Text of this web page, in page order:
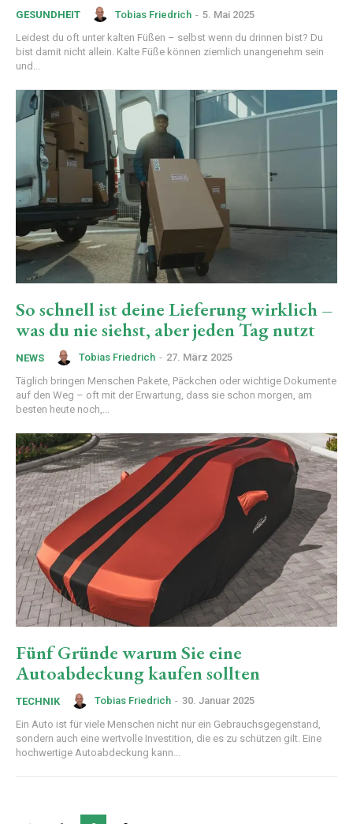
GESUNDHEIT Tobias Friedrich - 5. Mai 2025
Leidest du oft unter kalten Füßen – selbst wenn du drinnen bist? Du
bist damit nicht allein. Kalte Füße können ziemlich unangenehm sein
und...
So schnell ist deine Lieferung wirklich –
was du nie siehst, aber jeden Tag nutzt
NEWS Tobias Friedrich - 27. März 2025
Täglich bringen Menschen Pakete, Päckchen oder wichtige Dokumente
auf den Weg – oft mit der Erwartung, dass sie schon morgen, am
besten heute noch,...
Fünf Gründe warum Sie eine
Autoabdeckung kaufen sollten
TECHNIK Tobias Friedrich - 30. Januar 2025
Ein Auto ist für viele Menschen nicht nur ein Gebrauchsgegenstand,
sondern auch eine wertvolle Investition, die es zu schützen gilt. Eine
hochwertige Autoabdeckung kann...